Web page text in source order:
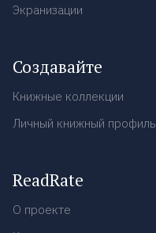
Экранизации
Создавайте
Книжные коллекции
Личный книжный профиль
ReadRate
О проекте